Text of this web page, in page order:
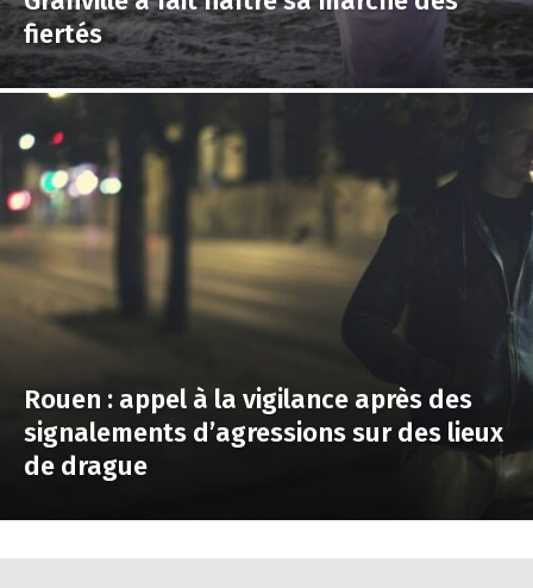
fiertés
Rouen : appel à la vigilance après des
signalements d’agressions sur des lieux
de drague